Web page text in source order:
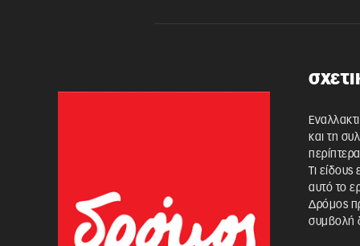
και τη
Τι
αυτό το
Δρόμος
συμβολή